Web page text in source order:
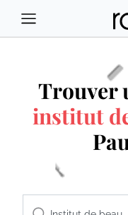
Trouver
institut